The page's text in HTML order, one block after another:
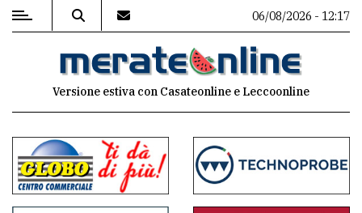
MENU
commenti
Contenuti
06/08/2026 - 12:17
Versione estiva con Casateonline e Leccoonline